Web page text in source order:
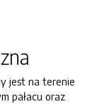
jest na terenie
pałacu oraz